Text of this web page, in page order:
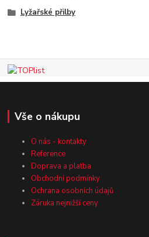
Lyžařské přilby
Vše o nákupu
O nás - kontakty
Reference
Doprava a platba
Obchodní podmínky
Ochrana osobních údajů
Záruka nejnižší ceny